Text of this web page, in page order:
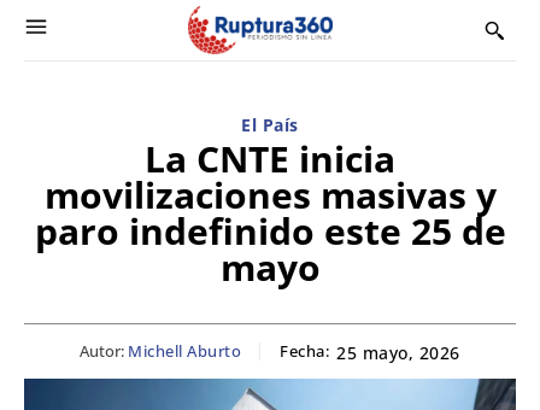
El País
La CNTE inicia
movilizaciones masivas y
paro indefinido este 25 de
mayo
Autor: Michell Aburto Fecha: 25 mayo, 2026